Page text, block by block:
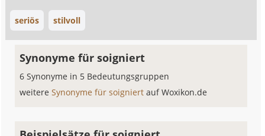
seriös stilvoll
Synonyme für soigniert
6 Synonyme in 5 Bedeutungsgruppen
weitereSynonyme für soigniertauf Woxikon.de